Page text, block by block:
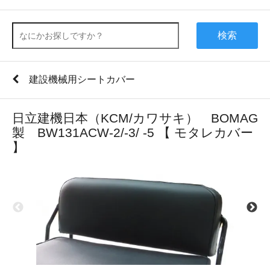
検索
建設機械用シートカバー
日立建機日本（KCM/カワサキ） BOMAG
製 BW131ACW-2/-3/ -5 【 モタレカバー
】